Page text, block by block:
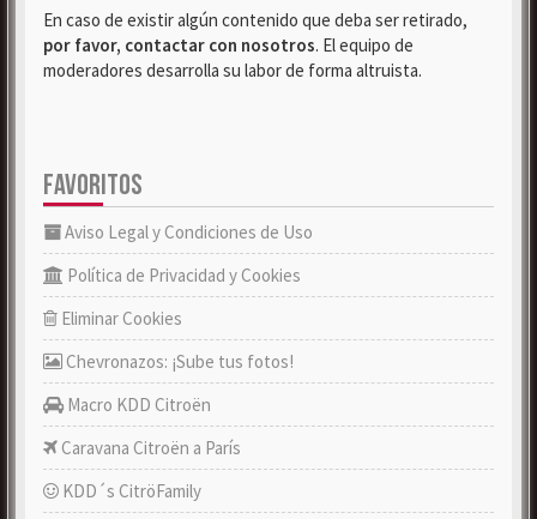
En caso de existir algún contenido que deba ser retirado,
por favor, contactar con nosotros. El equipo de
moderadores desarrolla su labor de forma altruista.
FAVORITOS
Aviso Legal y Condiciones de Uso
Política de Privacidad y Cookies
Eliminar Cookies
Chevronazos: ¡Sube tus fotos!
Macro KDD Citroën
Caravana Citroën a París
KDD´s CitröFamily